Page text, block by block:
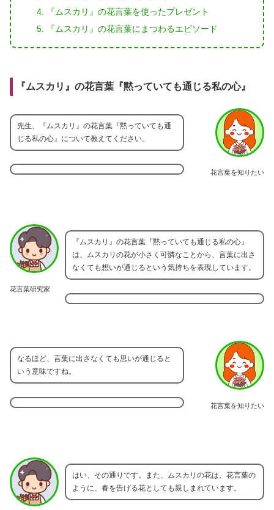
『ムスカリ』の花言葉を使ったプレゼント
『ムスカリ』の花言葉にまつわるエピソード
『ムスカリ』の花言葉『黙っていても通じる私の心』
花言葉を知りたい
先生、『ムスカリ』の花言葉『黙っていても通
じる私の心』について教えてください。
花言葉研究家
『ムスカリ』の花言葉『黙っていても通じる私の心』
は、ムスカリの花が小さく可憐なことから、言葉に出さ
なくても想いが通じるという気持ちを表現しています。
花言葉を知りたい
なるほど、言葉に出さなくても思いが通じると
いう意味ですね。
はい、その通りです。また、ムスカリの花は、花言葉の
ように、春を告げる花としても親しまれています。